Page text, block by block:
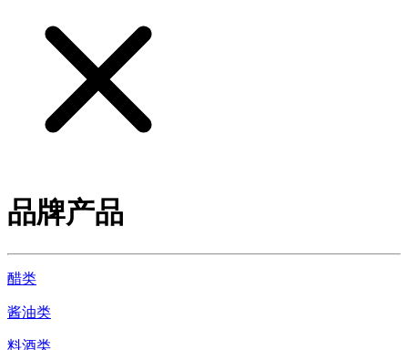
品牌产品
醋类
酱油类
料酒类